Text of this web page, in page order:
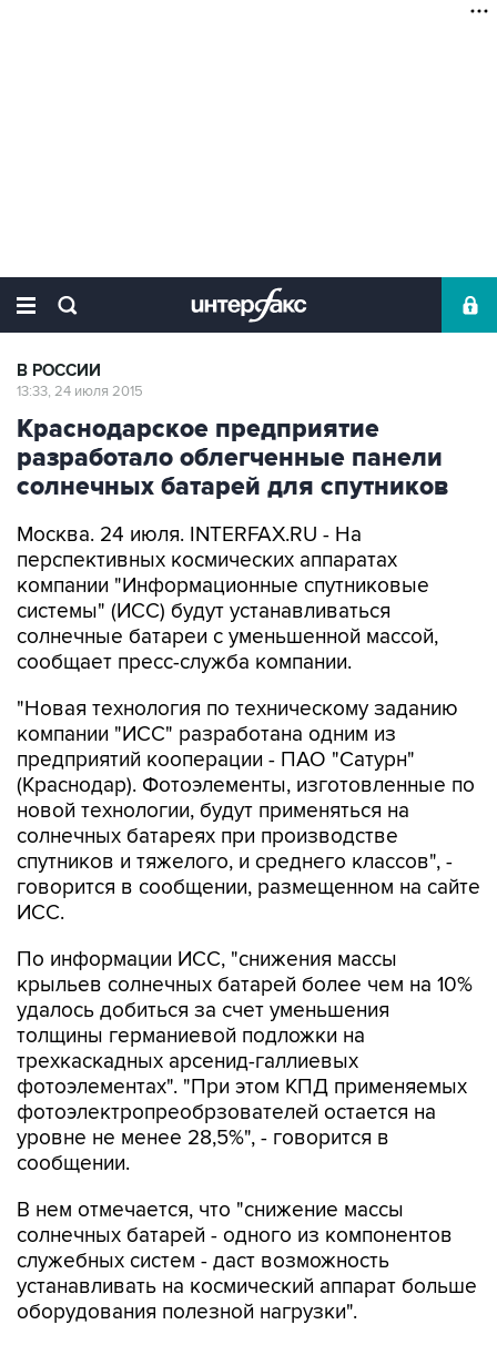
В РОССИИ
13:33, 24 июля 2015
Краснодарское предприятие
разработало облегченные панели
солнечных батарей для спутников
Москва. 24 июля. INTERFAX.RU - На
перспективных космических аппаратах
компании "Информационные спутниковые
системы" (ИСС) будут устанавливаться
солнечные батареи с уменьшенной массой,
сообщает пресс-служба компании.
"Новая технология по техническому заданию
компании "ИСС" разработана одним из
предприятий кооперации - ПАО "Сатурн"
(Краснодар). Фотоэлементы, изготовленные по
новой технологии, будут применяться на
солнечных батареях при производстве
спутников и тяжелого, и среднего классов", -
говорится в сообщении, размещенном на сайте
ИСС.
По информации ИСС, "снижения массы
крыльев солнечных батарей более чем на 10%
удалось добиться за счет уменьшения
толщины германиевой подложки на
трехкаскадных арсенид-галлиевых
фотоэлементах". "При этом КПД применяемых
фотоэлектропреобрзователей остается на
уровне не менее 28,5%", - говорится в
сообщении.
В нем отмечается, что "снижение массы
солнечных батарей - одного из компонентов
служебных систем - даст возможность
устанавливать на космический аппарат больше
оборудования полезной нагрузки".